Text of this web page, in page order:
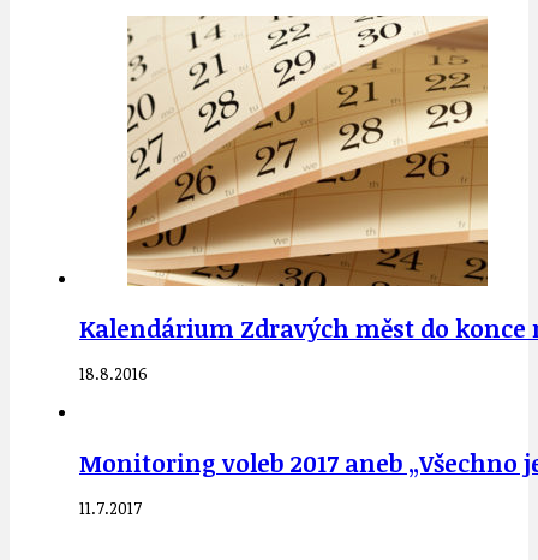
Kalendárium Zdravých měst do konce
18.8.2016
Monitoring voleb 2017 aneb „Všechno
11.7.2017